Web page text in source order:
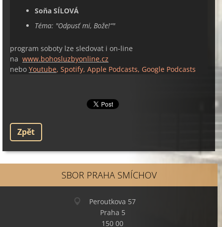
Soňa SÍLOVÁ
Téma: "Odpusť mi, Bože!“"
program soboty lze sledovat i on-line
na www.bohosluzbyonline.cz
nebo Youtube, Spotify, Apple Podcasts, Google Podcasts
Zpět
SBOR PRAHA SMÍCHOV
Peroutkova 57
Praha 5
150 00